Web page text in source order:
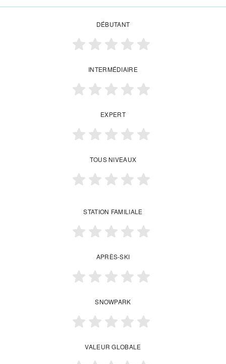
DÉBUTANT
INTERMÉDIAIRE
EXPERT
TOUS NIVEAUX
STATION FAMILIALE
APRÈS-SKI
SNOWPARK
VALEUR GLOBALE